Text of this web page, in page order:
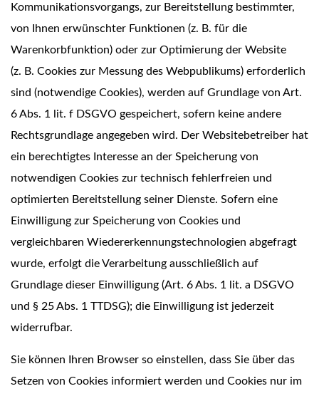
Kommunikationsvorgangs, zur Bereitstellung bestimmter,
von Ihnen erwünschter Funktionen (z. B. für die
Warenkorbfunktion) oder zur Optimierung der Website
(z. B. Cookies zur Messung des Webpublikums) erforderlich
sind (notwendige Cookies), werden auf Grundlage von Art.
6 Abs. 1 lit. f DSGVO gespeichert, sofern keine andere
Rechtsgrundlage angegeben wird. Der Websitebetreiber hat
ein berechtigtes Interesse an der Speicherung von
notwendigen Cookies zur technisch fehlerfreien und
optimierten Bereitstellung seiner Dienste. Sofern eine
Einwilligung zur Speicherung von Cookies und
vergleichbaren Wiedererkennungstechnologien abgefragt
wurde, erfolgt die Verarbeitung ausschließlich auf
Grundlage dieser Einwilligung (Art. 6 Abs. 1 lit. a DSGVO
und § 25 Abs. 1 TTDSG); die Einwilligung ist jederzeit
widerrufbar.
Sie können Ihren Browser so einstellen, dass Sie über das
Setzen von Cookies informiert werden und Cookies nur im